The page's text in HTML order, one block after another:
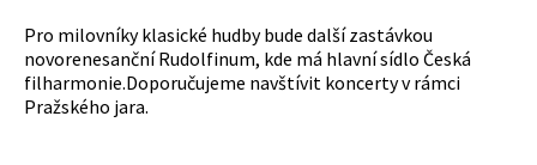
Pro milovníky klasické hudby bude další zastávkou
novorenesanční Rudolfinum, kde má hlavní sídlo Česká
filharmonie.Doporučujeme navštívit koncerty v rámci
Pražského jara.